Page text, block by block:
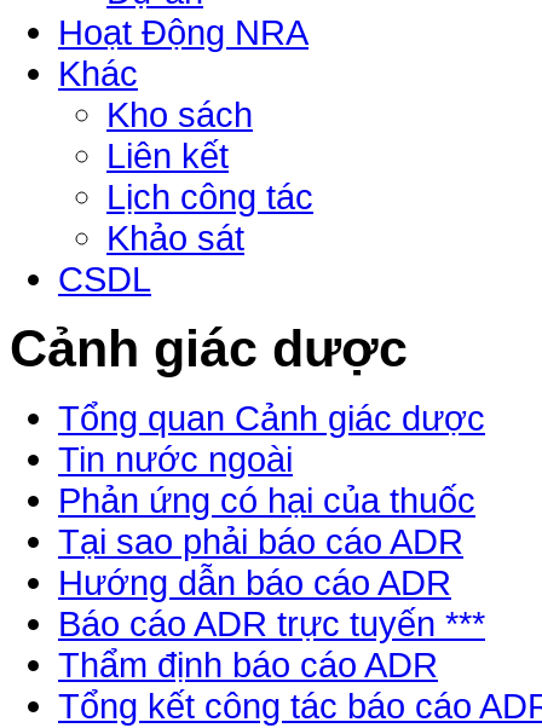
Hoạt Động NRA
Khác
Kho sách
Liên kết
Lịch công tác
Khảo sát
CSDL
Cảnh giác dược
Tổng quan Cảnh giác dược
Tin nước ngoài
Phản ứng có hại của thuốc
Tại sao phải báo cáo ADR
Hướng dẫn báo cáo ADR
Báo cáo ADR trực tuyến ***
Thẩm định báo cáo ADR
Tổng kết công tác báo cáo